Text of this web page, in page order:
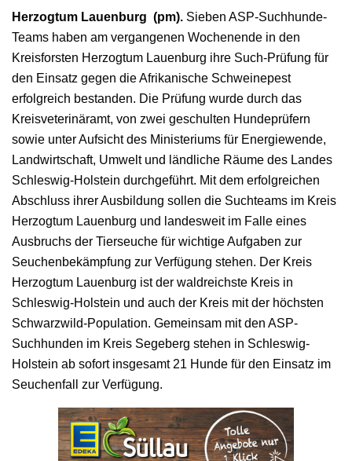
Herzogtum Lauenburg (pm). Sieben ASP-Suchhunde-
Teams haben am vergangenen Wochenende in den
Kreisforsten Herzogtum Lauenburg ihre Such-Prüfung für
den Einsatz gegen die Afrikanische Schweinepest
erfolgreich bestanden. Die Prüfung wurde durch das
Kreisveterinäramt, von zwei geschulten Hundeprüfern
sowie unter Aufsicht des Ministeriums für Energiewende,
Landwirtschaft, Umwelt und ländliche Räume des Landes
Schleswig-Holstein durchgeführt. Mit dem erfolgreichen
Abschluss ihrer Ausbildung sollen die Suchteams im Kreis
Herzogtum Lauenburg und landesweit im Falle eines
Ausbruchs der Tierseuche für wichtige Aufgaben zur
Seuchenbekämpfung zur Verfügung stehen. Der Kreis
Herzogtum Lauenburg ist der waldreichste Kreis in
Schleswig-Holstein und auch der Kreis mit der höchsten
Schwarzwild-Population. Gemeinsam mit den ASP-
Suchhunden im Kreis Segeberg stehen in Schleswig-
Holstein ab sofort insgesamt 21 Hunde für den Einsatz im
Seuchenfall zur Verfügung.